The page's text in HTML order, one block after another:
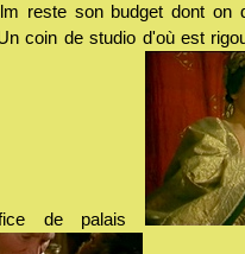
reste son budget dont on
coin de studio d'où est
de palais